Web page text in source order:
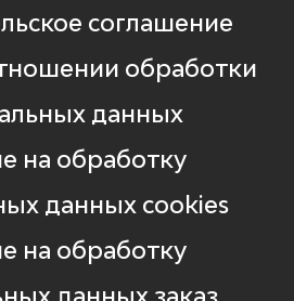
соглашение
обработки
данных
на обработку
данных cookies
на обработку
данных заказ